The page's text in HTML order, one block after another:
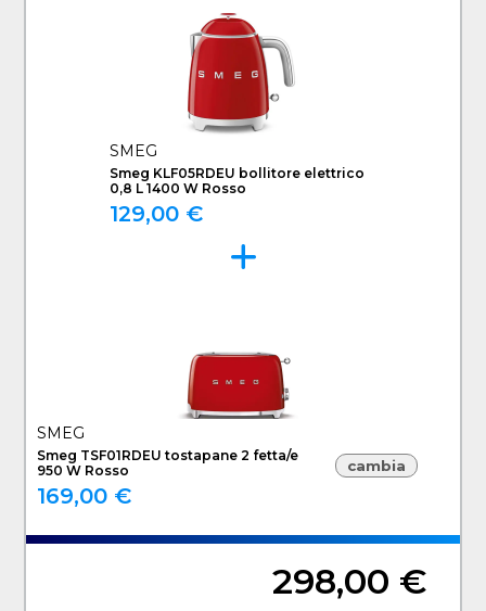
SMEG
Smeg KLF05RDEU bollitore elettrico
0,8 L 1400 W Rosso
129,00 €
SMEG
Smeg TSF01RDEU tostapane 2 fetta/e
950 W Rosso
169,00 €
cambia
298,00 €